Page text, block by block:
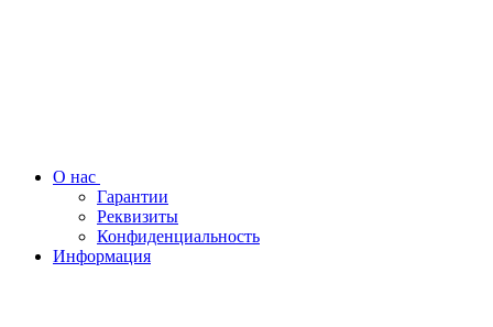
О нас
Гарантии
Реквизиты
Конфиденциальность
Информация